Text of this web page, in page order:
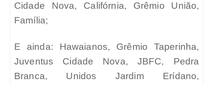
Cidade Nova, Califórnia, Grêmio União,
Família;
E ainda: Hawaianos, Grêmio Taperinha,
Juventus Cidade Nova, JBFC, Pedra
Branca, Unidos Jardim Erídano,